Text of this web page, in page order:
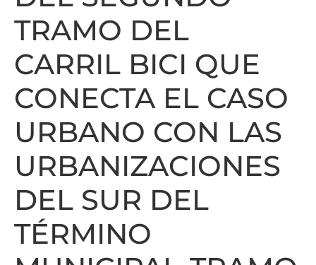
TRAMO DEL
CARRIL BICI QUE
CONECTA EL CASO
URBANO CON LAS
URBANIZACIONES
DEL SUR DEL
TÉRMINO